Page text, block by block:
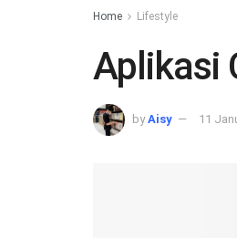
Home Lifestyle
Aplikasi
by Aisy 11